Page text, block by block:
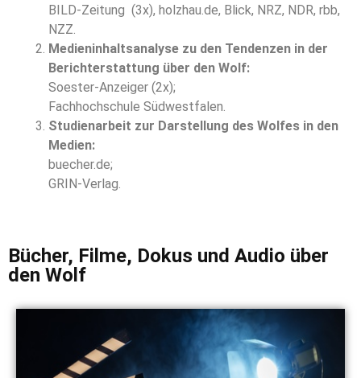
BILD-Zeitung (3x), holzhau.de, Blick, NRZ, NDR, rbb,
NZZ.
Medieninhaltsanalyse zu den Tendenzen in der
Berichterstattung über den Wolf:
Soester-Anzeiger (2x);
Fachhochschule Südwestfalen.
Studienarbeit zur Darstellung des Wolfes in den
Medien:
buecher.de;
GRIN-Verlag.
Bücher, Filme, Dokus und Audio über
den Wolf